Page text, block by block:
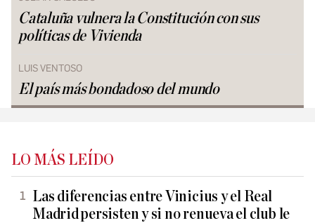
Cataluña vulnera la Constitución con sus
políticas de Vivienda
LUIS VENTOSO
El país más bondadoso del mundo
LO MÁS LEÍDO
Las diferencias entre Vinicius y el Real
Madrid persisten y si no renueva el club le